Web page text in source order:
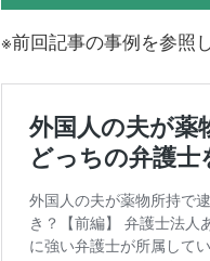
※前回記事の事例を参照